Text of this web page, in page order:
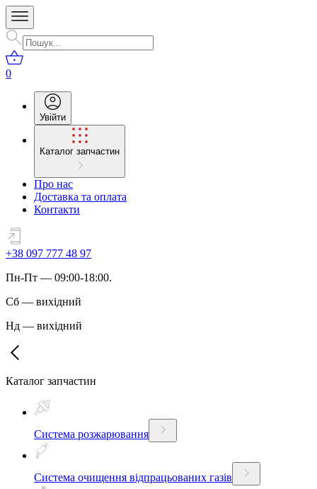
0
Увійти
Каталог запчастин
Про нас
Доставка та оплата
Контакти
+38 097 777 48 97
Пн-Пт — 09:00-18:00.
Сб — вихідний
Нд — вихідний
Каталог запчастин
Система розжарювання
Система очищення відпрацьованих газів